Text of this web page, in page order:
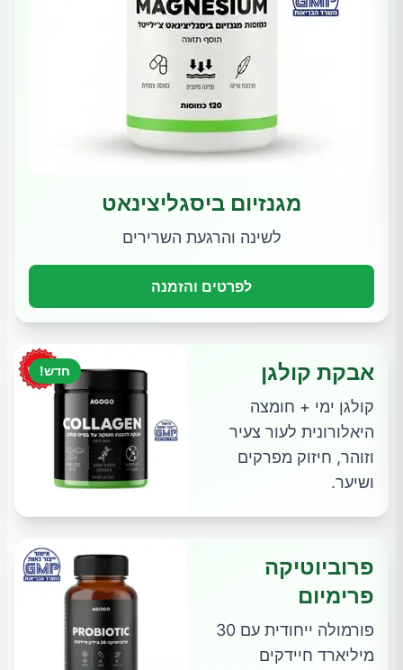
מגנזיום ביסגליצינאט
לשינה והרגעת השרירים
לפרטים והזמנה
חדש! אבקת קולגן
קולגן ימי + חומצה
היאלורונית לעור צעיר
וזוהר, חיזוק מפרקים
ושיער.
פרוביוטיקה
פרימיום
פורמולה ייחודית עם 30
מיליארד חיידקים